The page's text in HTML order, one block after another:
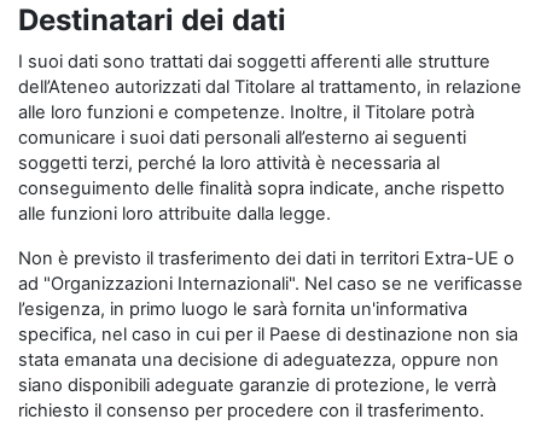
Destinatari dei dati
I suoi dati sono trattati dai soggetti afferenti alle strutture
dell’Ateneo autorizzati dal Titolare al trattamento, in relazione
alle loro funzioni e competenze. Inoltre, il Titolare potrà
comunicare i suoi dati personali all’esterno ai seguenti
soggetti terzi, perché la loro attività è necessaria al
conseguimento delle finalità sopra indicate, anche rispetto
alle funzioni loro attribuite dalla legge.
Non è previsto il trasferimento dei dati in territori Extra-UE o
ad "Organizzazioni Internazionali". Nel caso se ne verificasse
l’esigenza, in primo luogo le sarà fornita un'informativa
specifica, nel caso in cui per il Paese di destinazione non sia
stata emanata una decisione di adeguatezza, oppure non
siano disponibili adeguate garanzie di protezione, le verrà
richiesto il consenso per procedere con il trasferimento.